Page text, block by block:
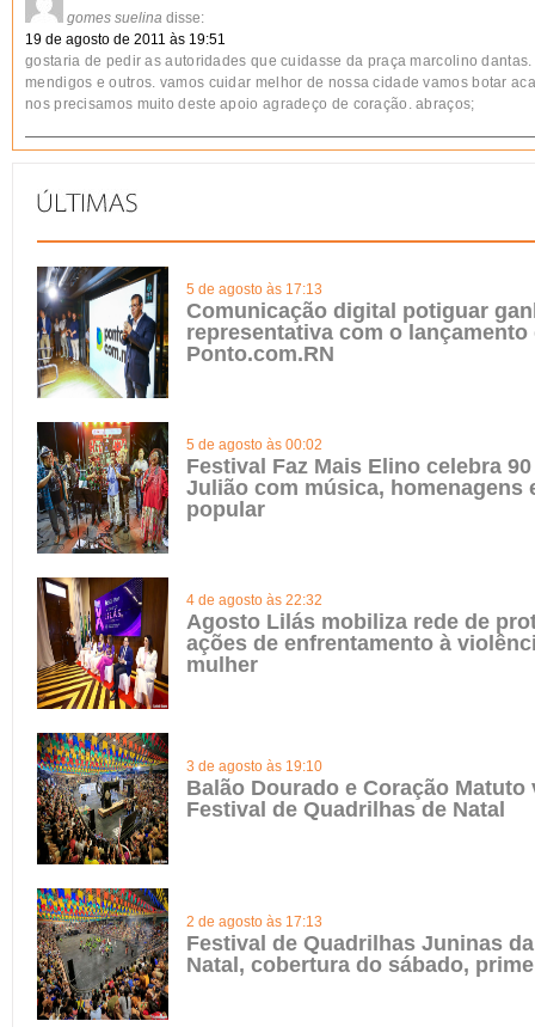
gomes suelina disse:
19 de agosto de 2011 às 19:51
gostaria de pedir as autoridades que cuidasse da praça marcolino
mendigos e outros. vamos cuidar melhor de nossa cidade vamos botar
nos precisamos muito deste apoio agradeço de coração. abraços;
5 de agosto às 17:13
Comunicação digital potiguar
representativa com o lançamento
Ponto.com.RN
5 de agosto às 00:02
Festival Faz Mais Elino celebra
Julião com música, homenagens
popular
4 de agosto às 22:32
Agosto Lilás mobiliza rede de
ações de enfrentamento à
mulher
3 de agosto às 19:10
Balão Dourado e Coração Matuto
Festival de Quadrilhas de Natal
2 de agosto às 17:13
Festival de Quadrilhas Juninas
Natal, cobertura do sábado,